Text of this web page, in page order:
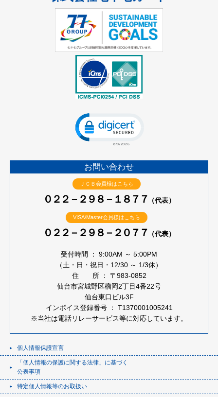
お問い合わせ
ＪＣＢ会員様はこちら
０２２－２９８－１８７７ （代表）
VISA/Master会員様はこちら
０２２－２９８－２０７７ （代表）
受付時間 ： 9:00AM ～ 5:00PM
（土・日・祝日・12/30 ～ 1/3休）
住 所 ： 〒983-0852
仙台市宮城野区榴岡2丁目4番22号
仙台東口ビル3F
インボイス登録番号 ： T1370001005241
※当社は電話リレーサービス等に対応しています。
個人情報保護宣言
「個人情報の保護に関する法律」に基づく
公表事項
特定個人情報等のお取扱い